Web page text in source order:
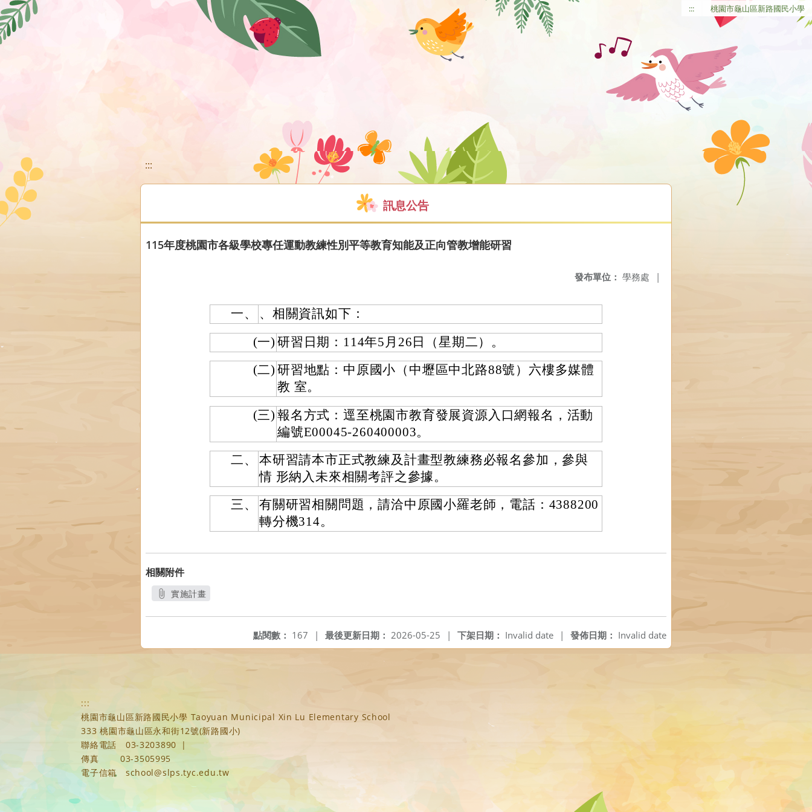
移至網頁之主要內容區位置 ::: 桃園市龜山區新路國民小學
:::
訊息公告
115年度桃園市各級學校專任運動教練性別平等教育知能及正向管教增能研習
發布單位： 學務處 |
一、
、相關資訊如下：
(一) 研習日期：114年5月26日（星期二）。
(二) 研習地點：中原國小（中壢區中北路88號）六樓多媒體
教 室。
(三) 報名方式：逕至桃園市教育發展資源入口網報名，活動
編號E00045-260400003。
二、
本研習請本市正式教練及計畫型教練務必報名參加，參與
情 形納入未來相關考評之參據。
三、
有關研習相關問題，請洽中原國小羅老師，電話：4388200
轉分機314。
相關附件
實施計畫
發佈日期： Invalid date
下架日期： Invalid date |
最後更新日期： 2026-05-25 |
點閱數： 167 |
:::
桃園市龜山區新路國民小學 Taoyuan Municipal Xin Lu Elementary School
333 桃園市龜山區永和街12號(新路國小)
聯絡電話
03-3203890
|
傳真
03-3505995
電子信箱
school@slps.tyc.edu.tw